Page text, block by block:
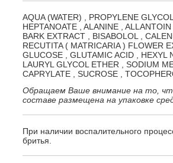
AQUA (WATER) , PROPYLENE
HEPTANOATE , ALANINE ,
BARK EXTRACT , BISABOLOL ,
RECUTITA ( MATRICARIA ) FLOWER
GLUCOSE , GLUTAMIC ACID , HEXYL
LAURYL GLYCOL ETHER , SODIUM
CAPRYLATE , SUCROSE ,
Обращаем Ваше внимание на то,
составе размещена на упаковке
При наличии воспалительного
бритья.